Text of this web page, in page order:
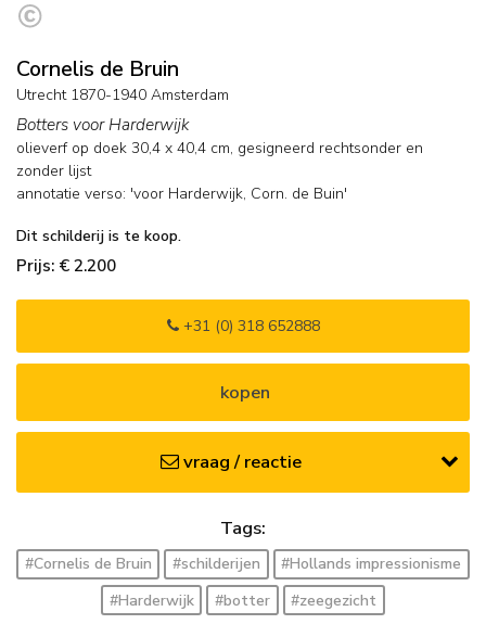
Cornelis de Bruin
Utrecht 1870-1940 Amsterdam
Botters voor Harderwijk
olieverf op doek 30,4 x 40,4 cm, gesigneerd rechtsonder en
zonder lijst
annotatie verso: 'voor Harderwijk, Corn. de Buin'
Dit schilderij is te koop.
Prijs: € 2.200
+31 (0) 318 652888
kopen
vraag / reactie
Tags:
#Cornelis de Bruin #schilderijen
#Hollands impressionisme
#Harderwijk
#botter #zeegezicht